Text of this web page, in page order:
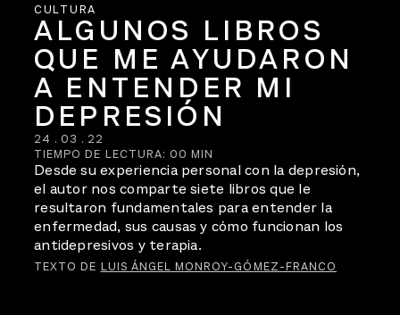
CULTURA
ALGUNOS LIBROS
QUE ME AYUDARON
A ENTENDER MI
DEPRESIÓN
24 . 03 . 22
TIEMPO DE LECTURA: 00 MIN
Desde su experiencia personal con la depresión,
el autor nos comparte siete libros que le
resultaron fundamentales para entender la
enfermedad, sus causas y cómo funcionan los
antidepresivos y terapia.
TEXTO DE LUIS ÁNGEL MONROY-GÓMEZ-FRANCO